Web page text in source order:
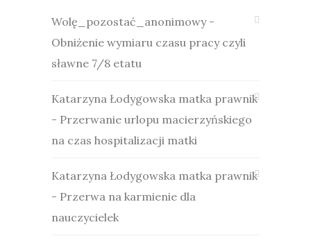
Wolę_pozostać_anonimowy-
Obniżenie wymiaru czasu pracy czyli
sławne 7/8 etatu
Katarzyna Łodygowska matka prawnik
- Przerwanie urlopu macierzyńskiego
na czas hospitalizacji matki
Katarzyna Łodygowska matka prawnik
- Przerwa na karmienie dla
nauczycielek